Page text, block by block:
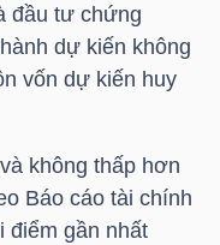
đầu tư chứng
dự kiến không
vốn dự kiến huy
không thấp hơn
Báo cáo tài chính
điểm gần nhất